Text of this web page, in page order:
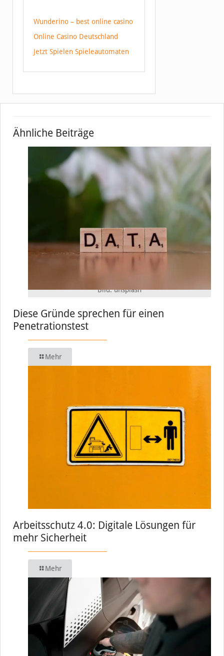
Wunderino – best online casino
Online Casino Deutschland
Jetzt Spielen Spieleautomaten
Ähnliche Beiträge
Bild: unsplash
Diese Gründe sprechen für einen
Penetrationstest
Mehr
Arbeitsschutz 4.0: Digitale Lösungen für
mehr Sicherheit
Mehr